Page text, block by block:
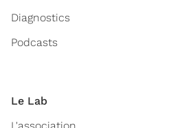
Diagnostics
Podcasts
Le Lab